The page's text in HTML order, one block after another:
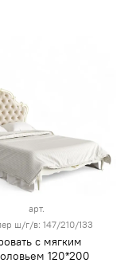
арт.
ш/г/в: 147/210/133
с мягким
120*200